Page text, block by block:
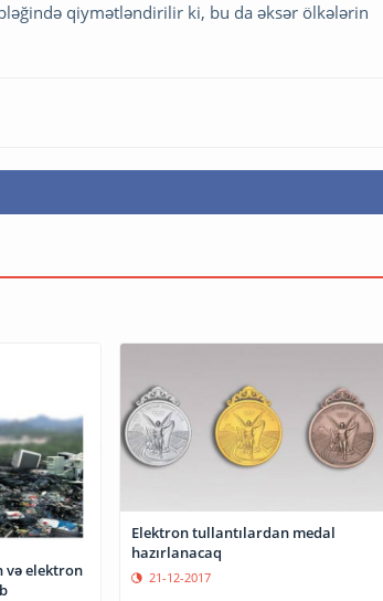
qiymətləndirilir ki, bu da əksər ölkələrin
və elektron
Elektron tullantılardan medal
hazırlanacaq
21-12-2017